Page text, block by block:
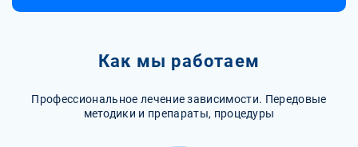
Как мы работаем
Профессиональное лечение зависимости. Передовые
методики и препараты, процедуры